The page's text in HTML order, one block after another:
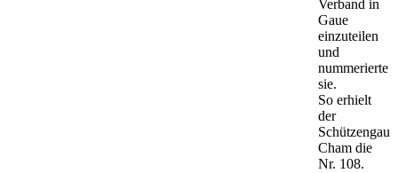
Verband in
Gaue
einzuteilen
und
nummerierte
sie.
So erhielt
der
Schützengau
Cham die
Nr. 108.